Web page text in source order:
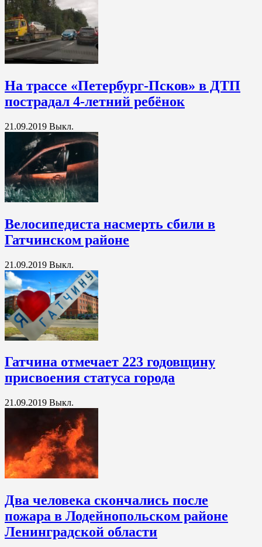
На трассе «Петербург-Псков» в ДТП
пострадал 4-летний ребёнок
21.09.2019 Выкл.
Велосипедиста насмерть сбили в
Гатчинском районе
21.09.2019 Выкл.
Гатчина отмечает 223 годовщину
присвоения статуса города
21.09.2019 Выкл.
Два человека скончались после
пожара в Лодейнопольском районе
Ленинградской области